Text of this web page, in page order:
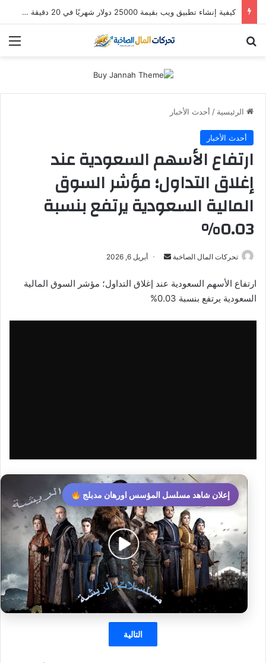
استثمار “سالك” في 2026: هل لا تزال أسهم دبي الذهبية تُدر أرباحاً؟ (دليل التوزيعات والعوائد)
الرئيسية / أحدث الأخبار
أحدث الأخبار
ارتفاع الأسهم السعودية عند
إغلاق التداول؛ مؤشر السوق
المالية السعودية يرتفع بنسبة
0.03%
تحركات المال الصاخبة
أرسل
إلكترونيا
أبريل 6, 2026
ارتفاع الأسهم السعودية عند إغلاق التداول؛ مؤشر السوق المالية
السعودية يرتفع بنسبة 0.03%
إعلان شاهد مسلسل المؤسس اورهان مدبلج
التالية